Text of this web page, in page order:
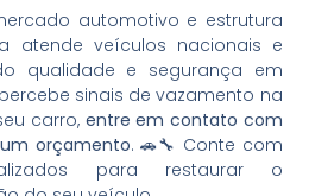
automotivo e estrutura
atende veículos nacionais e
qualidade e segurança em
sinais de vazamento na
carro, entre em contato com
orçamento. 🚗🔧 Conte com
para restaurar o